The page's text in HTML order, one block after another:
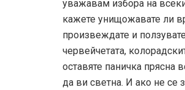
уважавам избора на
кажете унищожавате ли
произвеждате и
червейчетата,
оставяте паничка прясна
да ви светна. И ако не се